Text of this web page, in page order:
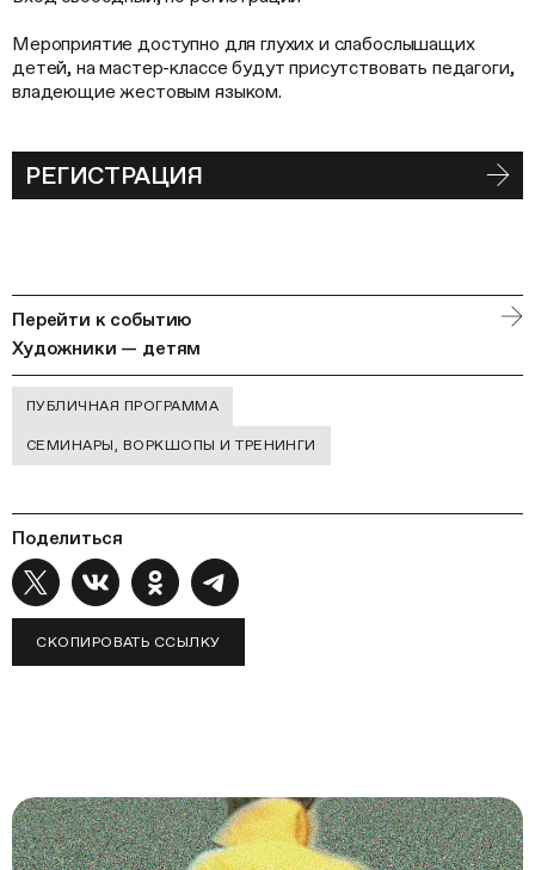
Мероприятие доступно для глухих и слабослышащих
детей, на мастер-классе будут присутствовать педагоги,
владеющие жестовым языком.
РЕГИСТРАЦИЯ
Перейти к событию
Художники — детям
ПУБЛИЧНАЯ ПРОГРАММА
СЕМИНАРЫ, ВОРКШОПЫ И ТРЕНИНГИ
Поделиться
СКОПИРОВАТЬ ССЫЛКУ